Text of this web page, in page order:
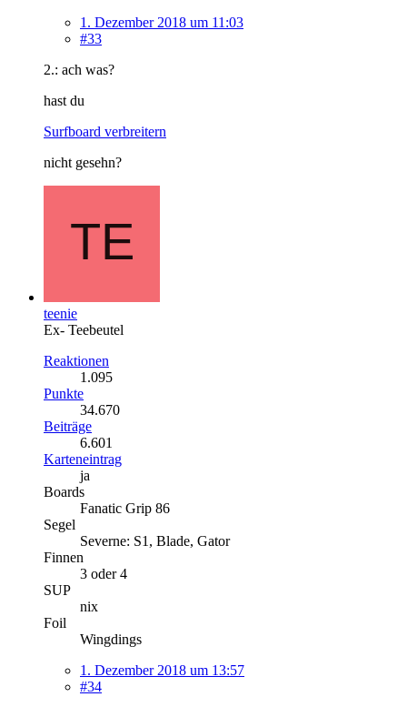
1. Dezember 2018 um 11:03
#33
2.: ach was?
hast du
Surfboard verbreitern
nicht gesehn?
teenie
Ex- Teebeutel
Reaktionen
1.095
Punkte
34.670
Beiträge
6.601
Karteneintrag
ja
Boards
Fanatic Grip 86
Segel
Severne: S1, Blade, Gator
Finnen
3 oder 4
SUP
nix
Foil
Wingdings
1. Dezember 2018 um 13:57
#34